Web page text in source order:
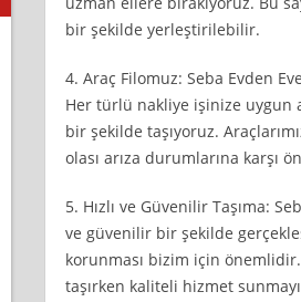
bir şekilde yerleştirilebilir.
4. Araç Filomuz: Seba Evden
Her türlü nakliye işinize uygun
bir şekilde taşıyoruz.
olası arıza durumlarına karşı
5. Hızlı ve Güvenilir Taşıma:
ve güvenilir bir şekilde
korunması bizim için önemlidir.
taşırken kaliteli hizmet